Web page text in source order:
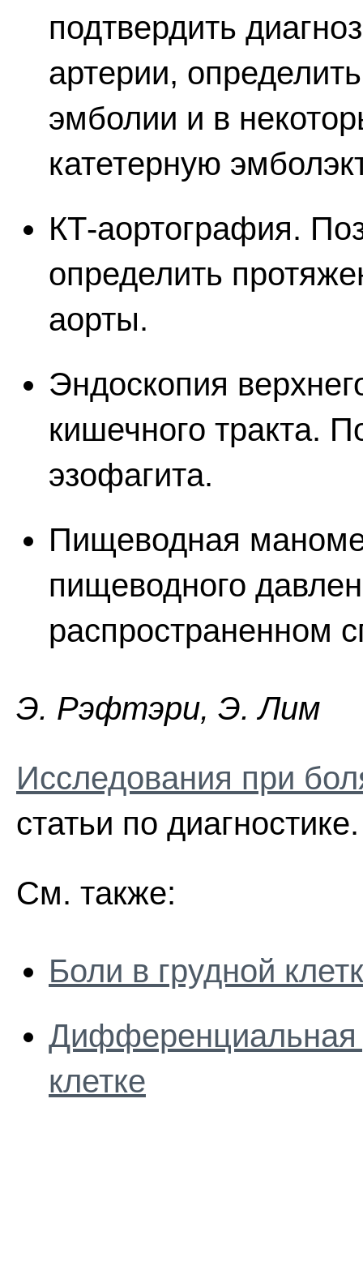
подтвердить
артерии,
эмболии и в
катетерную
КТ-аортография.
определить
аорты.
Эндоскопия
кишечного тракта.
эзофагита.
Пищеводная
пищеводного
распространенном
Э. Pэфтэpи, Э. Лим
Исследования при
статьи по диагностике.
См. также:
Боли в грудной
Дифференциальная
клетке